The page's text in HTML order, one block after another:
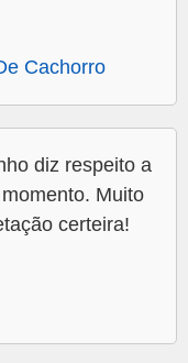
Cachorro
diz respeito a
Muito
certeira!